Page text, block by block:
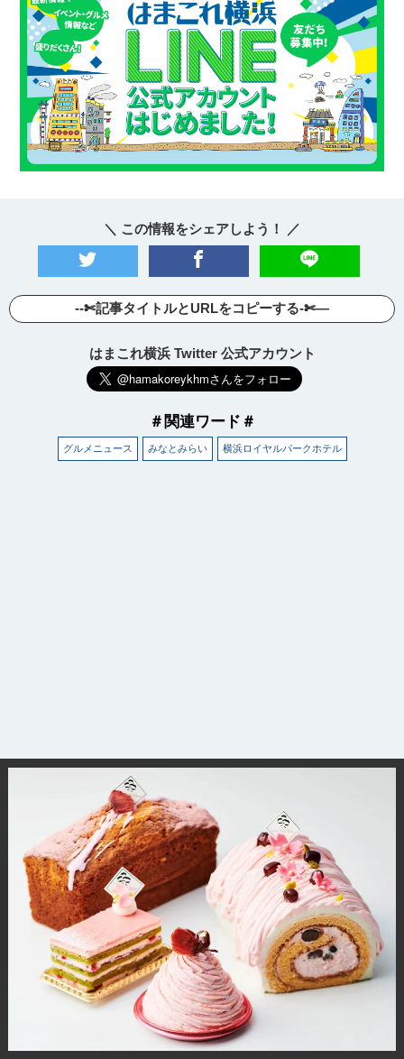
＼ この情報をシェアしよう！ ／
--✄記事タイトルとURLをコピーする-✄—
はまこれ横浜 Twitter 公式アカウント
＃関連ワード＃
グルメニュース みなとみらい 横浜ロイヤルパークホテル